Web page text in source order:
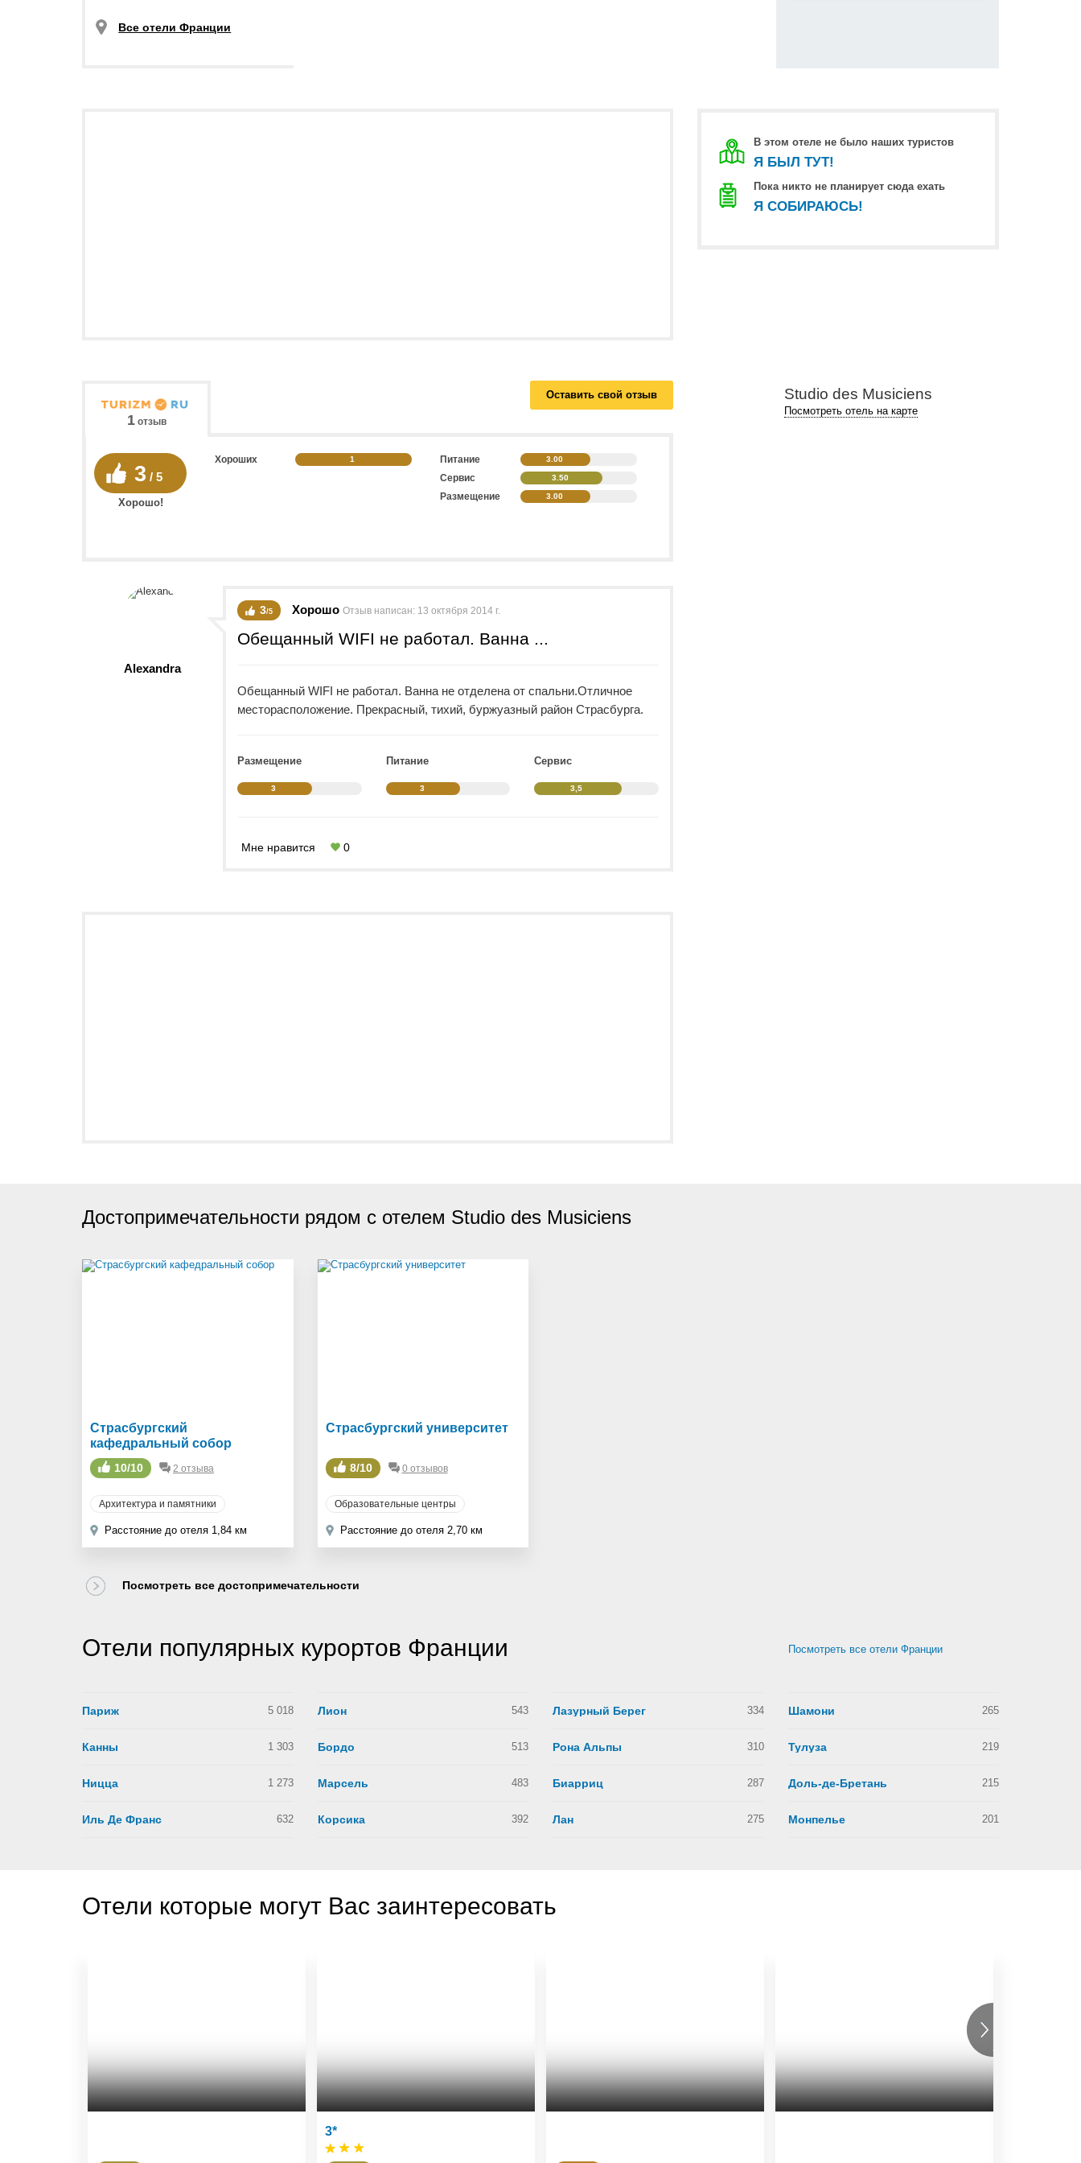
Все отели Франции
1отзыв
Оставить свой отзыв
3 / 5
Хорошо!
Хороших 1 Питание 3.00
Сервис 3.50
Размещение 3.00
Alexandra
3/5 Хорошо Отзыв написан: 13 октября 2014 г.
Обещанный WIFI не работал. Ванна ...
Обещанный WIFI не работал. Ванна не отделена от спальни.Отличное
месторасположение. Прекрасный, тихий, буржуазный район Страсбурга.
Размещение
3
Питание
3
Сервис
3,5
Мне нравится 0
В этом отеле не было наших туристов
Я БЫЛ ТУТ!
Пока никто не планирует сюда ехать
Я СОБИРАЮСЬ!
Studio des Musiciens
Посмотреть отель на карте
Достопримечательности рядом с отелем Studio des Musiciens
Страсбургский
кафедральный собор
10/10 2 отзыва
Архитектура и памятники
Расстояние до отеля 1,84 км
Страсбургский университет
8/10 0 отзывов
Образовательные центры
Расстояние до отеля 2,70 км
Посмотреть все достопримечательности
Отели популярных курортов Франции Посмотреть все отели Франции
Париж 5 018
Канны 1 303
Ницца 1 273
Иль Де Франс 632
Лион 543
Бордо 513
Марсель 483
Корсика 392
Лазурный Берег 334
Рона Альпы 310
Биарриц 287
Лан 275
Шамони 265
Тулуза 219
Доль-де-Бретань 215
Монпелье 201
Отели которые могут Вас заинтересовать
3*